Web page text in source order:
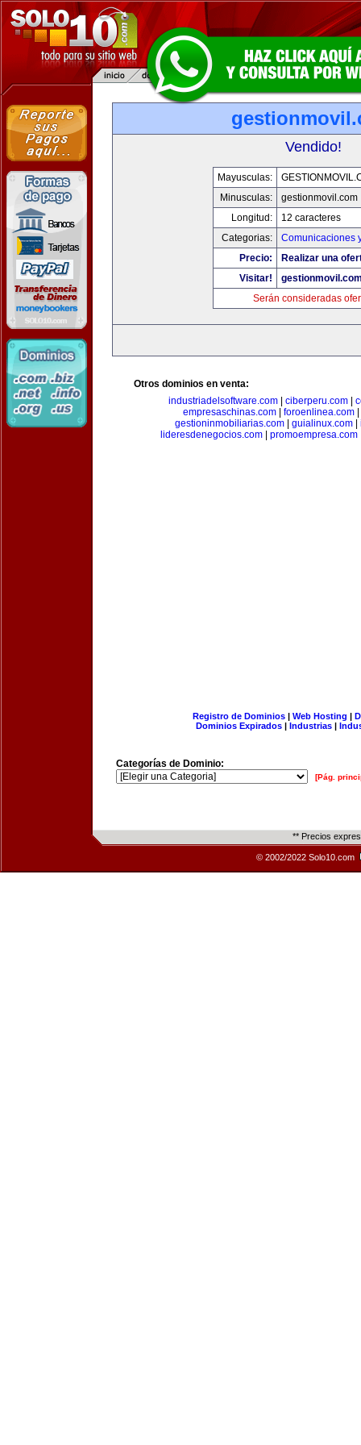
Vendido!
Mayusculas:
Minusculas:
gestionmovil.com
Longitud:
12 caracteres
Categorias:
Comunicaciones
Precio:
Realizar una
Visitar!
Serán consideradas
Otros dominios en venta:
industriadelsoftware.com| ciberperu.com|
empresaschinas.com| foroenlinea.com|
gestioninmobiliarias.com| guialinux.com|
lideresdenegocios.com
promoempresa.com
Registro de Dominios| Web Hosting |
Dominios Expirados | Industrias |
Categorías de Dominio:
[Pág.
** Precios
© 2002/2022 Solo10.com